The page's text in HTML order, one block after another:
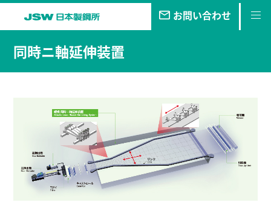
お問い合わせ
私たちの目指す未来
事業・製品
企業情報
サステナビリティ
株主・投資家情報
同時ニ軸延伸装置